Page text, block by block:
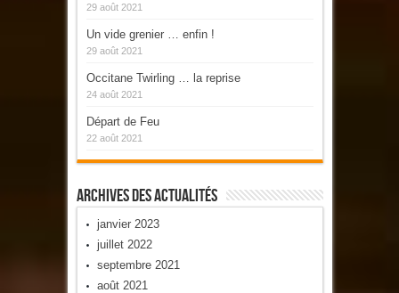
29 août 2021
Un vide grenier … enfin !
29 août 2021
Occitane Twirling … la reprise
24 août 2021
Départ de Feu
22 août 2021
Archives Des Actualités
janvier 2023
juillet 2022
septembre 2021
août 2021